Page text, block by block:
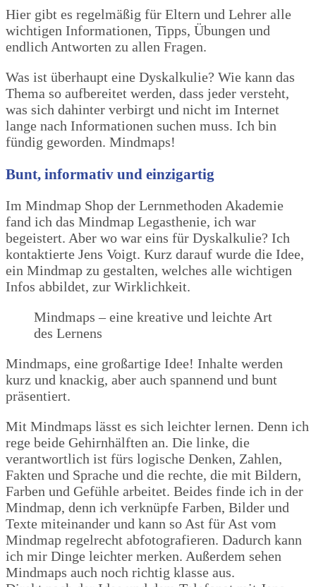
Hier gibt es regelmäßig für Eltern und Lehrer alle
wichtigen Informationen, Tipps, Übungen und
endlich Antworten zu allen Fragen.
Was ist überhaupt eine Dyskalkulie? Wie kann das
Thema so aufbereitet werden, dass jeder versteht,
was sich dahinter verbirgt und nicht im Internet
lange nach Informationen suchen muss. Ich bin
fündig geworden. Mindmaps!
Bunt, informativ und einzigartig
Im Mindmap Shop der Lernmethoden Akademie
fand ich das Mindmap Legasthenie, ich war
begeistert. Aber wo war eins für Dyskalkulie? Ich
kontaktierte Jens Voigt. Kurz darauf wurde die Idee,
ein Mindmap zu gestalten, welches alle wichtigen
Infos abbildet, zur Wirklichkeit.
Mindmaps – eine kreative und leichte Art
des Lernens
Mindmaps, eine großartige Idee! Inhalte werden
kurz und knackig, aber auch spannend und bunt
präsentiert.
Mit Mindmaps lässt es sich leichter lernen. Denn ich
rege beide Gehirnhälften an. Die linke, die
verantwortlich ist fürs logische Denken, Zahlen,
Fakten und Sprache und die rechte, die mit Bildern,
Farben und Gefühle arbeitet. Beides finde ich in der
Mindmap, denn ich verknüpfe Farben, Bilder und
Texte miteinander und kann so Ast für Ast vom
Mindmap regelrecht abfotografieren. Dadurch kann
ich mir Dinge leichter merken. Außerdem sehen
Mindmaps auch noch richtig klasse aus.